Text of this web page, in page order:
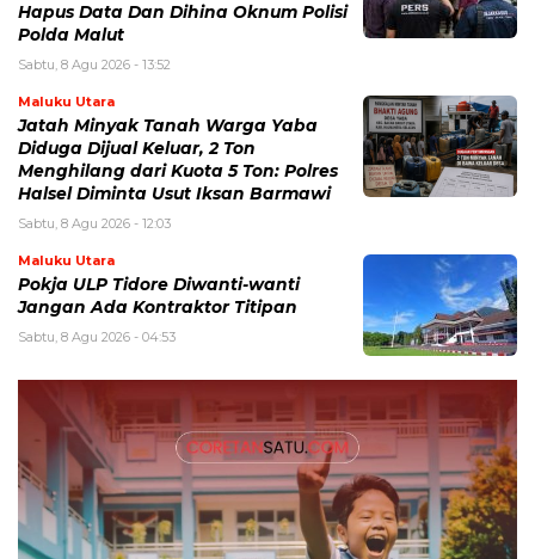
Hapus Data Dan Dihina Oknum Polisi
Polda Malut
Sabtu, 8 Agu 2026 - 13:52
Maluku Utara
Jatah Minyak Tanah Warga Yaba
Diduga Dijual Keluar, 2 Ton
Menghilang dari Kuota 5 Ton: Polres
Halsel Diminta Usut Iksan Barmawi
Sabtu, 8 Agu 2026 - 12:03
Maluku Utara
Pokja ULP Tidore Diwanti-wanti
Jangan Ada Kontraktor Titipan
Sabtu, 8 Agu 2026 - 04:53